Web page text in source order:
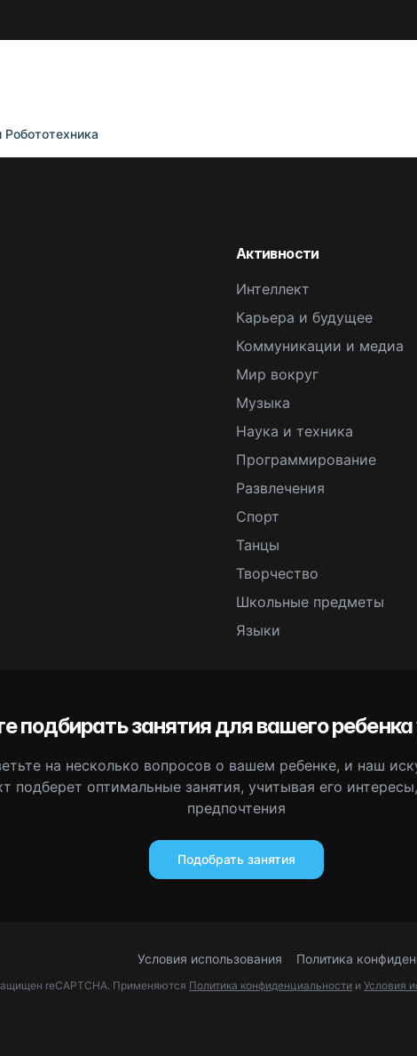
Робототехника
Активности
Интеллект
Карьера и будущее
Коммуникации и медиа
Мир вокруг
Музыка
Наука и техника
Программирование
Развлечения
Спорт
Танцы
Творчество
Школьные предметы
Языки
подбирать занятия для вашего
на несколько вопросов о вашем ребенке, и наш
подберет оптимальные занятия, учитывая его
предпочтения
Подобрать занятия
Условия использования Политика
reCAPTCHA. Применяются Политика конфиденциальности и Условия